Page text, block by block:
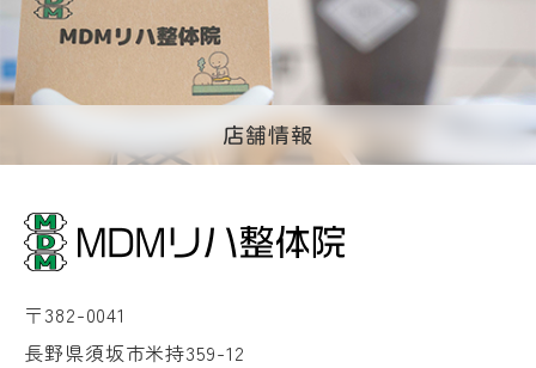
店舗情報
〒382-0041
長野県須坂市米持359-12